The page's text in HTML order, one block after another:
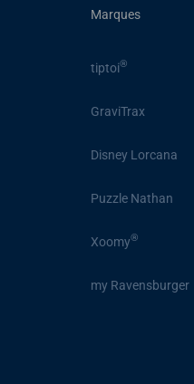
Marques
tiptoi®
GraviTrax
Disney Lorcana
Puzzle Nathan
Xoomy®
my Ravensburger